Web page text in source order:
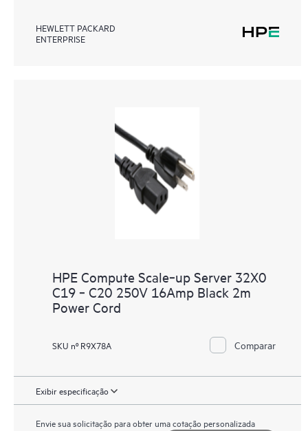
HEWLETT PACKARD
ENTERPRISE
HPE Compute Scale‑up Server 32X0
C19 ‑ C20 250V 16Amp Black 2m
Power Cord
SKU nº R9X78A Comparar
Exibir especificação
Envie sua solicitação para obter uma cotação personalizada